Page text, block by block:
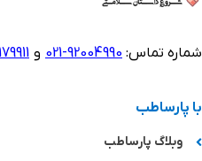
شماره تماس: 92004990-021 و
با پارساطب
وبلاگ پارساطب